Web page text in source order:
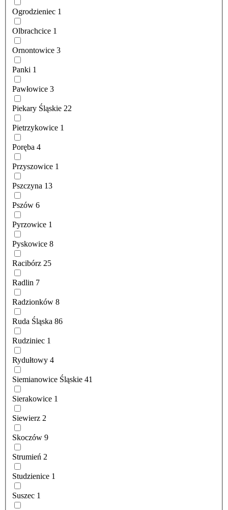
Ogrodzieniec 1
Olbrachcice 1
Ornontowice 3
Panki 1
Pawłowice 3
Piekary Śląskie 22
Pietrzykowice 1
Poręba 4
Przyszowice 1
Pszczyna 13
Pszów 6
Pyrzowice 1
Pyskowice 8
Racibórz 25
Radlin 7
Radzionków 8
Ruda Śląska 86
Rudziniec 1
Rydułtowy 4
Siemianowice Śląskie 41
Sierakowice 1
Siewierz 2
Skoczów 9
Strumień 2
Studzienice 1
Suszec 1